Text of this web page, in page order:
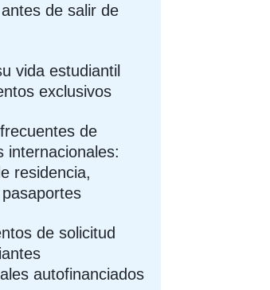
de salir de
vida estudiantil
exclusivos
de
internacionales:
residencia,
de solicitud
autofinanciados